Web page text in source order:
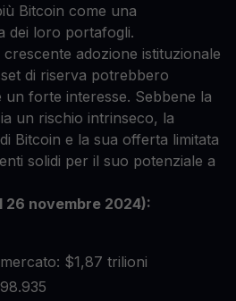
Bitcoin come una
dei loro portafogli.
adozione istituzionale
di riserva potrebbero
forte interesse. Sebbene la
un rischio intrinseco, la
Bitcoin e la sua offerta limitata
solidi per il suo potenziale a
novembre 2024):
$1,87 trilioni